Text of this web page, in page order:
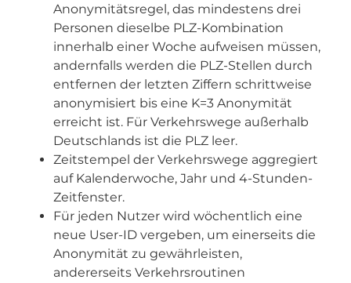
Anonymitätsregel, das mindestens drei
Personen dieselbe PLZ-Kombination
innerhalb einer Woche aufweisen müssen,
andernfalls werden die PLZ-Stellen durch
entfernen der letzten Ziffern schrittweise
anonymisiert bis eine K=3 Anonymität
erreicht ist. Für Verkehrswege außerhalb
Deutschlands ist die PLZ leer.
Zeitstempel der Verkehrswege aggregiert
auf Kalenderwoche, Jahr und 4-Stunden-
Zeitfenster.
Für jeden Nutzer wird wöchentlich eine
neue User-ID vergeben, um einerseits die
Anonymität zu gewährleisten,
andererseits Verkehrsroutinen